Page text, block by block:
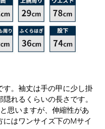
す。袖丈は手の甲に少し掛
れるくらいの長さです。
思いますが、伸縮性があ
はワンサイズ下のMサイ